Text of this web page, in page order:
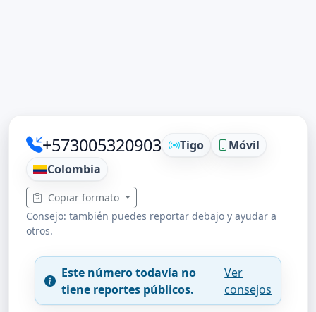
+573005320903 Tigo
Móvil
Colombia
Copiar formato
Consejo: también puedes reportar debajo y ayudar a
otros.
Este número todavía no
tiene reportes públicos.
Ver
consejos